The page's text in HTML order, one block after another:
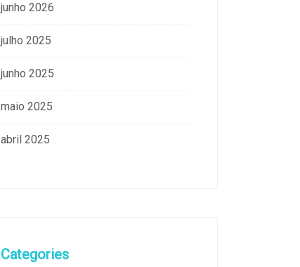
junho 2026
julho 2025
junho 2025
maio 2025
abril 2025
Categories